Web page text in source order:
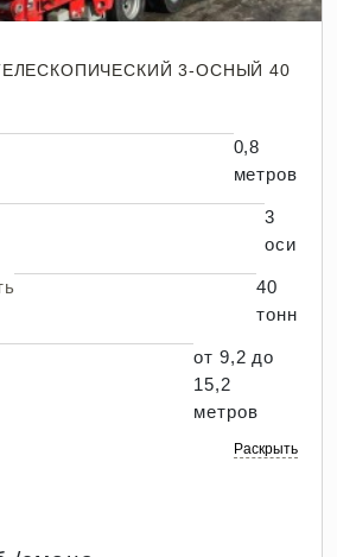
3-ОСНЫЙ 40
0,8
метров
3
оси
40
тонн
от 9,2 до
15,2
метров
Раскрыть